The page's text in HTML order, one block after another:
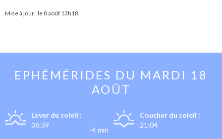
Mise à jour : le 8 août 13h18
EPHÉMÉRIDES DU MARDI 18
AOÛT
Lever du soleil :
06:39
-4 min
Coucher du soleil :
21:04